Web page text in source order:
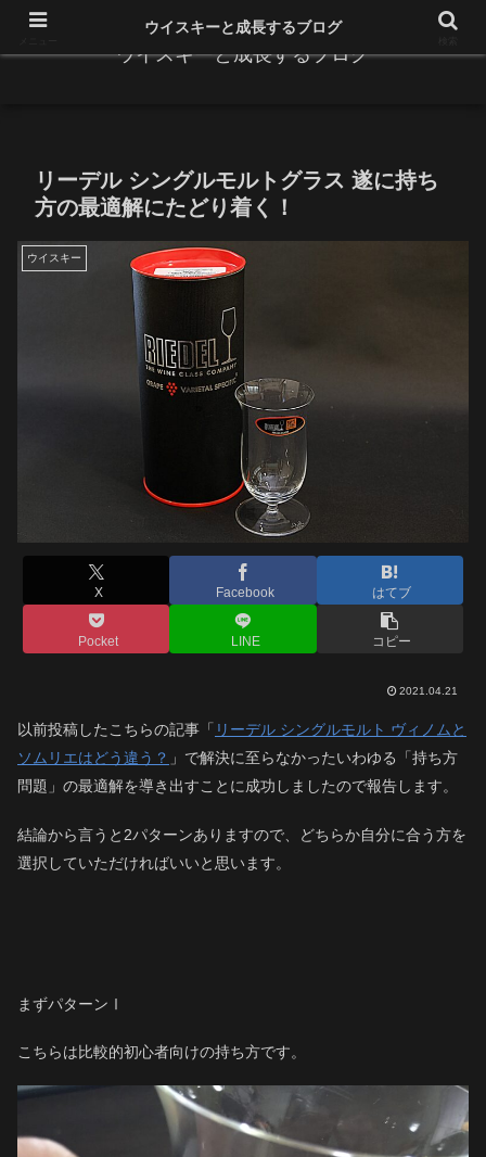
ウイスキーと成長するブログ
リーデル シングルモルトグラス 遂に持ち
方の最適解にたどり着く！
ウイスキー
X Facebook はてブ
Pocket LINE コピー
2021.04.21
以前投稿したこちらの記事「 リーデル シングルモルト ヴィノムと
ソムリエはどう違う？ 」で解決に至らなかったいわゆる「持ち方
問題」の最適解を導き出すことに成功しましたので報告します。
結論から言うと2パターンありますので、どちらか自分に合う方を
選択していただければいいと思います。
まずパターンⅠ
こちらは比較的初心者向けの持ち方です。
ウイスキーと成長するブログ